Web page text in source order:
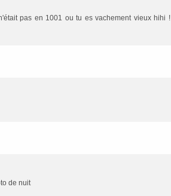
pas en 1001 ou tu es vachement vieux hihi !
de nuit